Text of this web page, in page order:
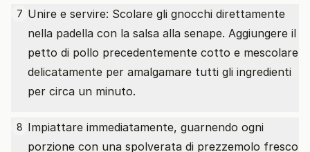
7 Unire e servire: Scolare gli gnocchi direttamente
nella padella con la salsa alla senape. Aggiungere il
petto di pollo precedentemente cotto e mescolare
delicatamente per amalgamare tutti gli ingredienti
per circa un minuto.
8 Impiattare immediatamente, guarnendo ogni
porzione con una spolverata di prezzemolo fresco